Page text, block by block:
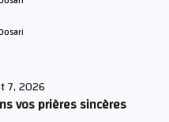
7, 2026
vos prières sincères